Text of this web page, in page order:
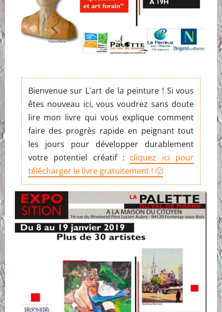
Bienvenue sur L'art de la peinture ! Si vous
êtes nouveau ici, vous voudrez sans doute
lire mon livre qui vous explique comment
faire des progrès rapide en peignant tout
les jours pour développer durablement
votre potentiel créatif : cliquez ici pour
télécharger le livre gratuitement ! 🙂